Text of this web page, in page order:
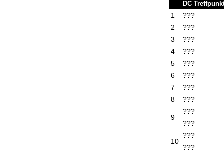
DC
1
???
2
???
3
???
4
???
5
???
6
???
7
???
8
???
9
???
???
10
???
???